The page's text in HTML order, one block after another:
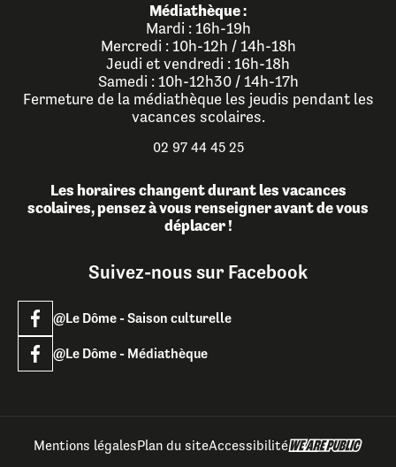
Médiathèque :
Mardi : 16h-19h
Mercredi : 10h-12h / 14h-18h
Jeudi et vendredi : 16h-18h
Samedi : 10h-12h30 / 14h-17h
Fermeture de la médiathèque les jeudis pendant les
vacances scolaires.
02 97 44 45 25
Les horaires changent durant les vacances
scolaires, pensez à vous renseigner avant de vous
déplacer !
Suivez-nous sur Facebook
@Le Dôme - Saison culturelle
@Le Dôme - Médiathèque
Mentions légalesPlan du siteAccessibilité